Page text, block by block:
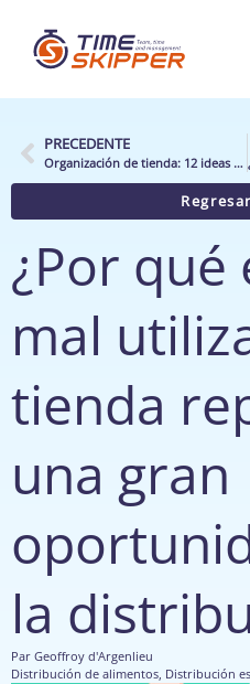
PRECEDENTE
Organización de tienda: 12 ideas preconcebidas que deben desmontarse
¿Por
mal
tienda
una gran
la
Par Geoffroy d'Argenlieu
Distribución de alimentos, Distribución